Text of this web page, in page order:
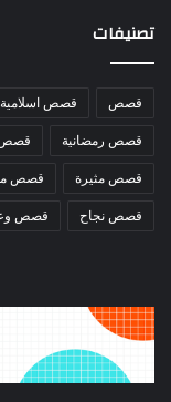
تصنيفات
قصص قصص اسلامية
قصص رمضانية قصص
قصص مثيرة قصص
قصص نجاح قصص